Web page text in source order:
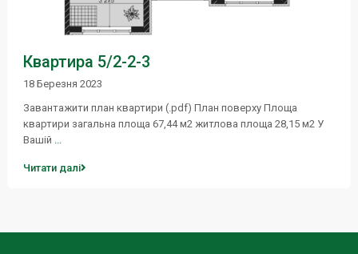
Квартира 5/2-2-3
18 Березня 2023
Завантажити план квартири (.pdf) План поверху Площа
квартири загальна площа 67,44 м2 житлова площа 28,15 м2 У
Вашій
Читати далі